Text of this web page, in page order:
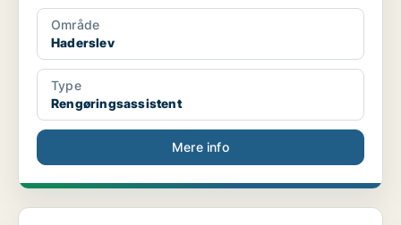
Område
Haderslev
Type
Rengøringsassistent
Mere info
Salgskonsulent til salg af maskiner og anlæg inden...